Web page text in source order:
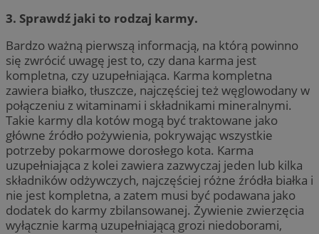
3. Sprawdź jaki to rodzaj karmy.
Bardzo ważną pierwszą informacją, na którą powinno
się zwrócić uwagę jest to, czy dana karma jest
kompletna, czy uzupełniająca. Karma kompletna
zawiera białko, tłuszcze, najczęściej też węglowodany w
połączeniu z witaminami i składnikami mineralnymi.
Takie karmy dla kotów mogą być traktowane jako
główne źródło pożywienia, pokrywając wszystkie
potrzeby pokarmowe dorosłego kota. Karma
uzupełniająca z kolei zawiera zazwyczaj jeden lub kilka
składników odżywczych, najczęściej różne źródła białka i
nie jest kompletna, a zatem musi być podawana jako
dodatek do karmy zbilansowanej. Żywienie zwierzęcia
wyłącznie karmą uzupełniającą grozi niedoborami,